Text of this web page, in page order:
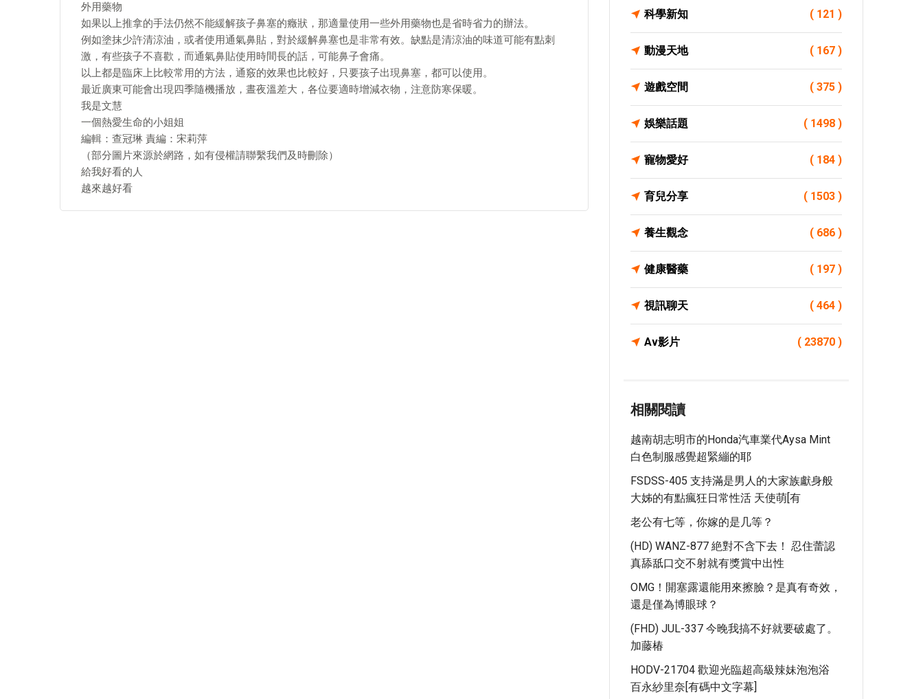
外用藥物
如果以上推拿的手法仍然不能緩解孩子鼻塞的癥狀，那適量使用一些外用藥物也是省時省力的辦法。
例如塗抹少許清涼油，或者使用通氣鼻貼，對於緩解鼻塞也是非常有效。缺點是清涼油的味道可能有點刺
激，有些孩子不喜歡，而通氣鼻貼使用時間長的話，可能鼻子會痛。
以上都是臨床上比較常用的方法，通竅的效果也比較好，只要孩子出現鼻塞，都可以使用。
最近廣東可能會出現四季隨機播放，晝夜溫差大，各位要適時增減衣物，注意防寒保暖。
我是文慧
一個熱愛生命的小姐姐
編輯：查冠琳 責編：宋莉萍
（部分圖片來源於網路，如有侵權請聯繫我們及時刪除）
給我好看的人
越來越好看
科學新知 ( 121 )
動漫天地 ( 167 )
遊戲空間 ( 375 )
娛樂話題 ( 1498 )
寵物愛好 ( 184 )
育兒分享 ( 1503 )
養生觀念 ( 686 )
健康醫藥 ( 197 )
視訊聊天 ( 464 )
Av影片 ( 23870 )
相關閱讀
越南胡志明市的Honda汽車業代Aysa Mint
白色制服感覺超緊繃的耶
FSDSS-405 支持滿是男人的大家族獻身般
大姊的有點瘋狂日常性活 天使萌[有
老公有七等，你嫁的是几等？
(HD) WANZ-877 絶對不含下去！ 忍住蕾認
真舔舐口交不射就有獎賞中出性
OMG！開塞露還能用來擦臉？是真有奇效，
還是僅為博眼球？
(FHD) JUL-337 今晚我搞不好就要破處了。
加藤椿
HODV-21704 歡迎光臨超高級辣妹泡泡浴
百永紗里奈[有碼中文字幕]